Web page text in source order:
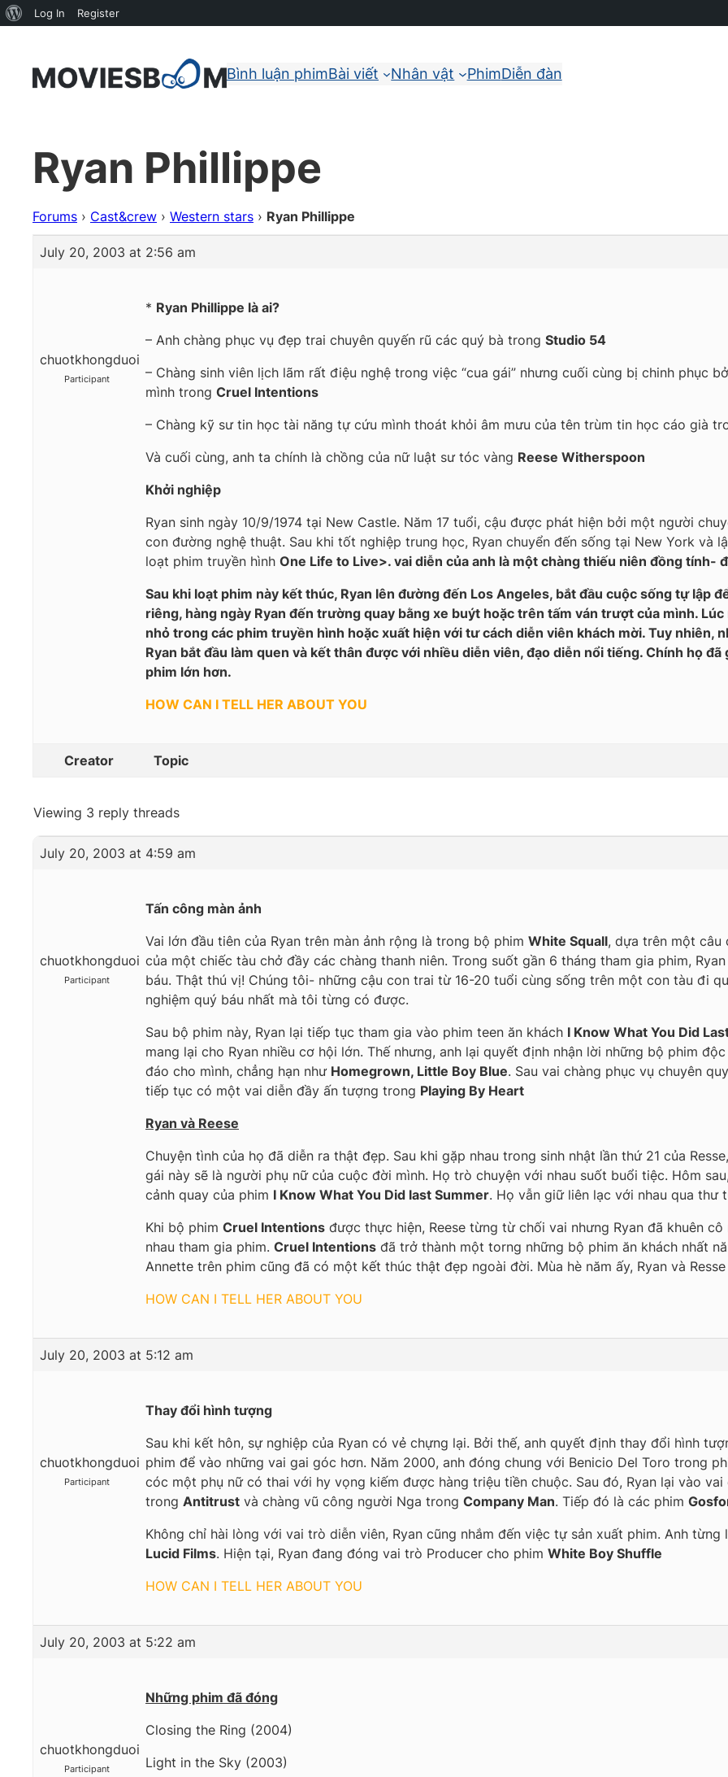
Bình luận phimBài viết Nhân vật PhimDiễn đàn
Ryan Phillippe
Forums › Cast&crew › Western stars › Ryan Phillippe
July 20, 2003 at 2:56 am
chuotkhongduoi
Participant
* Ryan Phillippe là ai?
– Anh chàng phục vụ đẹp trai chuyên quyến rũ các quý bà trong Studio 54
– Chàng sinh viên lịch lãm rất điệu nghệ trong việc “cua gái” nhưng cuối cùng bị chinh phục
mình trong Cruel Intentions
– Chàng kỹ sư tin học tài năng tự cứu mình thoát khỏi âm mưu của tên trùm tin học cáo già
Và cuối cùng, anh ta chính là chồng của nữ luật sư tóc vàng Reese Witherspoon
Khởi nghiệp
Ryan sinh ngày 10/9/1974 tại New Castle. Năm 17 tuổi, cậu được phát hiện bởi một người
con đường nghệ thuật. Sau khi tốt nghiệp trung học, Ryan chuyển đến sống tại New York và
loạt phim truyền hình One Life to Live>. vai diễn của anh là một chàng thiếu niên đồng tính-
Sau khi loạt phim này kết thúc, Ryan lên đường đến Los Angeles, bắt đầu cuộc sống tự lập
riêng, hàng ngày Ryan đến trường quay bằng xe buýt hoặc trên tấm ván trượt của mình.
nhỏ trong các phim truyền hình hoặc xuất hiện với tư cách diễn viên khách mời. Tuy nhiên,
Ryan bắt đầu làm quen và kết thân được với nhiều diễn viên, đạo diễn nổi tiếng. Chính họ
phim lớn hơn.
HOW CAN I TELL HER ABOUT YOU
Creator Topic
Viewing 3 reply threads
July 20, 2003 at 4:59 am
chuotkhongduoi
Participant
Tấn công màn ảnh
Vai lớn đầu tiên của Ryan trên màn ảnh rộng là trong bộ phim White Squall, dựa trên một câu
của một chiếc tàu chở đầy các chàng thanh niên. Trong suốt gần 6 tháng tham gia phim,
báu. Thật thú vị! Chúng tôi- những cậu con trai từ 16-20 tuổi cùng sống trên một con tàu đi
nghiệm quý báu nhất mà tôi từng có được.
Sau bộ phim này, Ryan lại tiếp tục tham gia vào phim teen ăn khách I Know What You Did
mang lại cho Ryan nhiều cơ hội lớn. Thế nhưng, anh lại quyết định nhận lời những bộ phim
đáo cho mình, chẳng hạn như Homegrown, Little Boy Blue. Sau vai chàng phục vụ chuyên
tiếp tục có một vai diễn đầy ấn tượng trong Playing By Heart
Ryan và Reese
Chuyện tình của họ đã diễn ra thật đẹp. Sau khi gặp nhau trong sinh nhật lần thứ 21 của
gái này sẽ là người phụ nữ của cuộc đời mình. Họ trò chuyện với nhau suốt buổi tiệc. Hôm
cảnh quay của phim I Know What You Did last Summer. Họ vẫn giữ liên lạc với nhau qua thư
Khi bộ phim Cruel Intentions được thực hiện, Reese từng từ chối vai nhưng Ryan đã khuên
nhau tham gia phim. Cruel Intentions đã trở thành một torng những bộ phim ăn khách nhất
Annette trên phim cũng đã có một kết thúc thật đẹp ngoài đời. Mùa hè năm ấy, Ryan và
HOW CAN I TELL HER ABOUT YOU
July 20, 2003 at 5:12 am
chuotkhongduoi
Participant
Thay đổi hình tượng
Sau khi kết hôn, sự nghiệp của Ryan có vẻ chựng lại. Bởi thế, anh quyết định thay đổi hình
phim để vào những vai gai góc hơn. Năm 2000, anh đóng chung với Benicio Del Toro trong
cóc một phụ nữ có thai với hy vọng kiếm được hàng triệu tiền chuộc. Sau đó, Ryan lại vào
trong Antitrust và chàng vũ công người Nga trong Company Man. Tiếp đó là các phim
Không chỉ hài lòng với vai trò diễn viên, Ryan cũng nhắm đến việc tự sản xuất phim. Anh
Lucid Films. Hiện tại, Ryan đang đóng vai trò Producer cho phim White Boy Shuffle
HOW CAN I TELL HER ABOUT YOU
July 20, 2003 at 5:22 am
chuotkhongduoi
Participant
Những phim đã đóng
Closing the Ring (2004)
Light in the Sky (2003)
About
Log In Register